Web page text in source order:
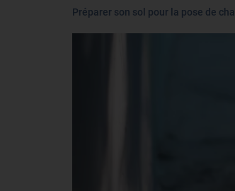
Préparer son sol pour la pose de